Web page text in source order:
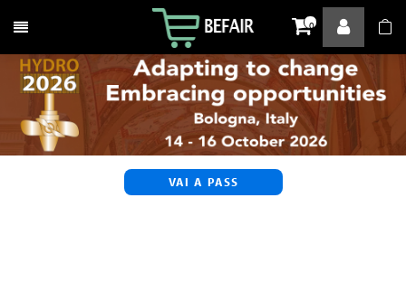
Attiva / disattiva la navigazione 0
VAI A PASS